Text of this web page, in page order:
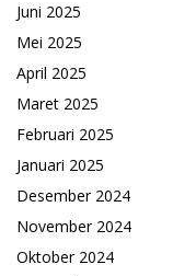
Juni 2025
Mei 2025
April 2025
Maret 2025
Februari 2025
Januari 2025
Desember 2024
November 2024
Oktober 2024